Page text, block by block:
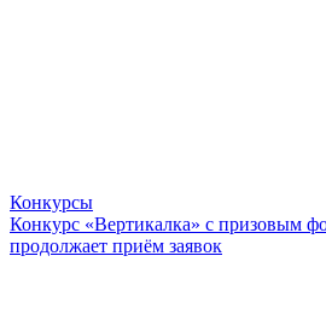
Конкурсы
Конкурс «Вертикалка» с призовым
продолжает приём заявок